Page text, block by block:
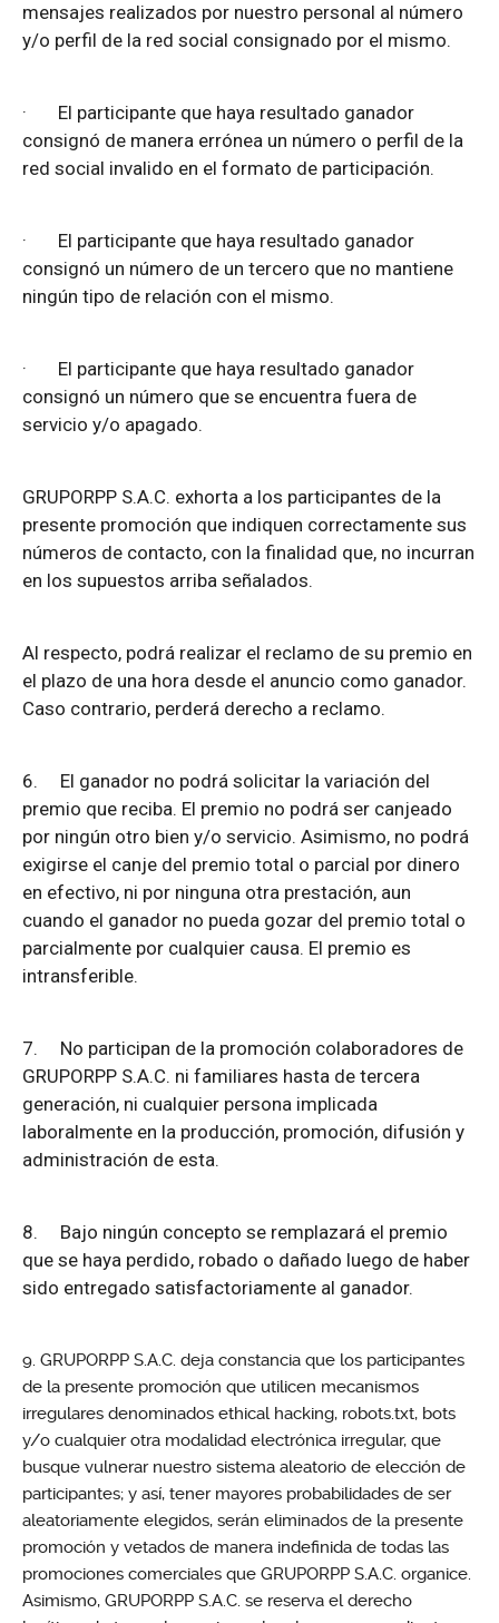
mensajes realizados por nuestro personal al número
y/o perfil de la red social consignado por el mismo.
· El participante que haya resultado ganador
consignó de manera errónea un número o perfil de la
red social invalido en el formato de participación.
· El participante que haya resultado ganador
consignó un número de un tercero que no mantiene
ningún tipo de relación con el mismo.
· El participante que haya resultado ganador
consignó un número que se encuentra fuera de
servicio y/o apagado.
GRUPORPP S.A.C. exhorta a los participantes de la
presente promoción que indiquen correctamente sus
números de contacto, con la finalidad que, no incurran
en los supuestos arriba señalados.
Al respecto, podrá realizar el reclamo de su premio en
el plazo de una hora desde el anuncio como ganador.
Caso contrario, perderá derecho a reclamo.
6. El ganador no podrá solicitar la variación del
premio que reciba. El premio no podrá ser canjeado
por ningún otro bien y/o servicio. Asimismo, no podrá
exigirse el canje del premio total o parcial por dinero
en efectivo, ni por ninguna otra prestación, aun
cuando el ganador no pueda gozar del premio total o
parcialmente por cualquier causa. El premio es
intransferible.
7. No participan de la promoción colaboradores de
GRUPORPP S.A.C. ni familiares hasta de tercera
generación, ni cualquier persona implicada
laboralmente en la producción, promoción, difusión y
administración de esta.
8. Bajo ningún concepto se remplazará el premio
que se haya perdido, robado o dañado luego de haber
sido entregado satisfactoriamente al ganador.
GRUPORPP S.A.C. deja constancia que los participantes
de la presente promoción que utilicen mecanismos
irregulares denominados ethical hacking, robots.txt, bots
y/o cualquier otra modalidad electrónica irregular, que
busque vulnerar nuestro sistema aleatorio de elección de
participantes; y así, tener mayores probabilidades de ser
aleatoriamente elegidos, serán eliminados de la presente
promoción y vetados de manera indefinida de todas las
promociones comerciales que GRUPORPP S.A.C. organice.
Asimismo, GRUPORPP S.A.C. se reserva el derecho